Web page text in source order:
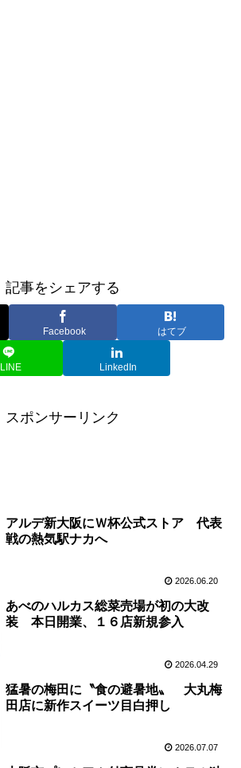
記事をシェアする
Facebook はてブ
LINE LinkedIn
スポンサーリンク
アルデ新大阪にＷ杯公式ストア 代表
戦の熱気駅ナカへ
2026.06.20
あべのハルカス総菜売場が初の大改
装 本日開業、１６店新規参入
2026.04.29
猛暑の梅田に〝食の避暑地〟 大丸梅
田店に新作スイーツ目白押し
2026.07.07